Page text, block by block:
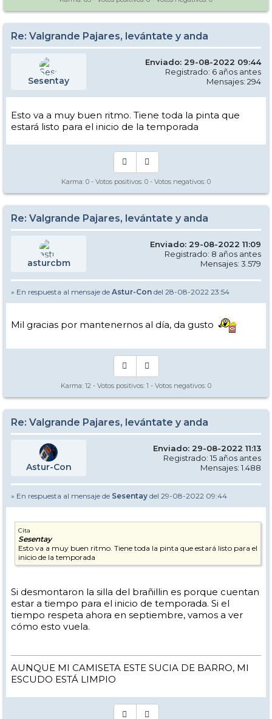
Re: Valgrande Pajares, levántate y anda
Sesentay
Enviado: 29-08-2022 09:44
Registrado: 6 años antes
Mensajes: 294
Esto va a muy buen ritmo. Tiene toda la pinta que
estará listo para el inicio de la temporada
Karma: 0 - Votos positivos: 0 - Votos negativos: 0
Re: Valgrande Pajares, levántate y anda
asturcbm
Enviado: 29-08-2022 11:09
Registrado: 8 años antes
Mensajes: 3.579
» En respuesta al mensaje de Astur-Con del 28-08-2022 23:54
Mil gracias por mantenernos al día, da gusto
Karma: 12 - Votos positivos: 1 - Votos negativos: 0
Re: Valgrande Pajares, levántate y anda
Astur-Con
Enviado: 29-08-2022 11:13
Registrado: 15 años antes
Mensajes: 1.488
» En respuesta al mensaje de Sesentay del 29-08-2022 09:44
Cita
Sesentay
Esto va a muy buen ritmo. Tiene toda la pinta que estará listo para el
inicio de la temporada
Si desmontaron la silla del brañillin es porque cuentan
estar a tiempo para el inicio de temporada. Si el
tiempo respeta ahora en septiembre, vamos a ver
cómo esto vuela.
AUNQUE MI CAMISETA ESTE SUCIA DE BARRO, MI
ESCUDO ESTÁ LIMPIO